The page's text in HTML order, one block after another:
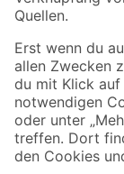
Sicher einkaufen
Jetzt die toom-